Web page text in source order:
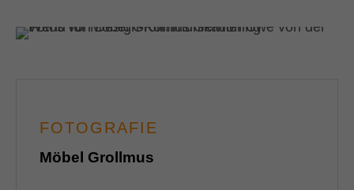
FOTOGRAFIE
Möbel Grollmus